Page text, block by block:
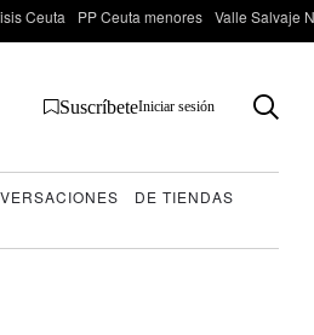
Ceuta PP Ceuta menores Valle Salvaje
SuscríbeteIniciar sesión
DE TIENDAS